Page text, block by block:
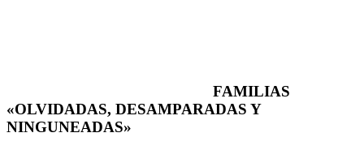
FAMILIAS
«OLVIDADAS, DESAMPARADAS Y
NINGUNEADAS»